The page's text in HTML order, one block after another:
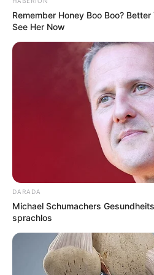
Deutschlandweit
eintragen:
Wäre es nicht besser, wenn
Generäle mit Knüppeln
statt mit ihren Herdenarmeen
zu ermorden?
Quermania folgen:
Remember Honey Boo Boo?
See Her Now
DARADA
Michael Schumachers
sprachlos